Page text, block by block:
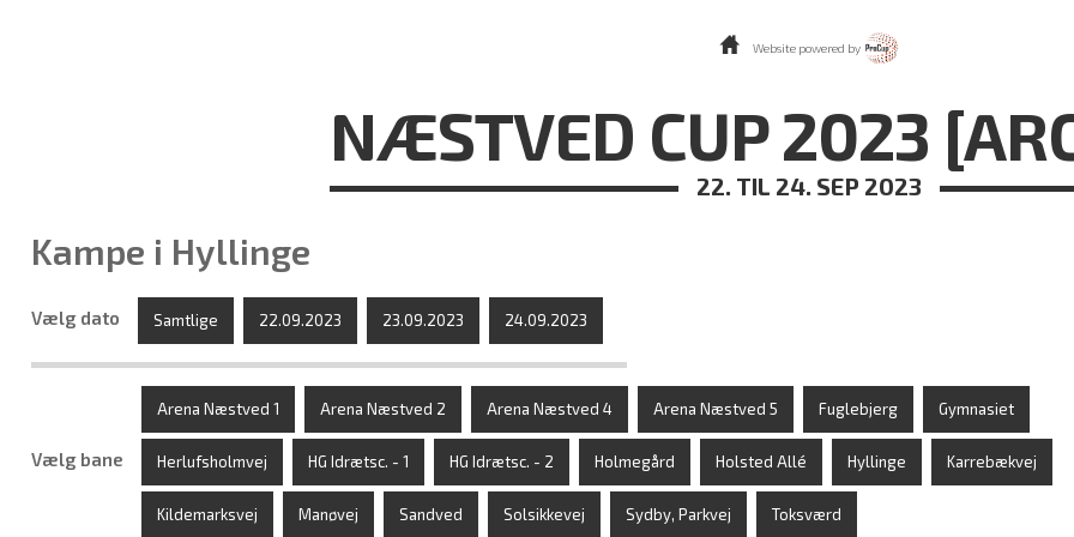
Website powered by
NÆSTVED CUP 2023
22. TIL 24. SEP 2023
Kampe i Hyllinge
Vælg dato Samtlige 22.09.2023 23.09.2023 24.09.2023
Vælg bane
Arena Næstved 1 Arena Næstved 2 Arena Næstved 4 Arena Næstved 5 Fuglebjerg Gymnasiet
Herlufsholmvej HG Idrætsc. - 1 HG Idrætsc. - 2 Holmegård Holsted Allé Hyllinge Karrebækvej
Kildemarksvej Manøvej Sandved Solsikkevej Sydby, Parkvej Toksværd